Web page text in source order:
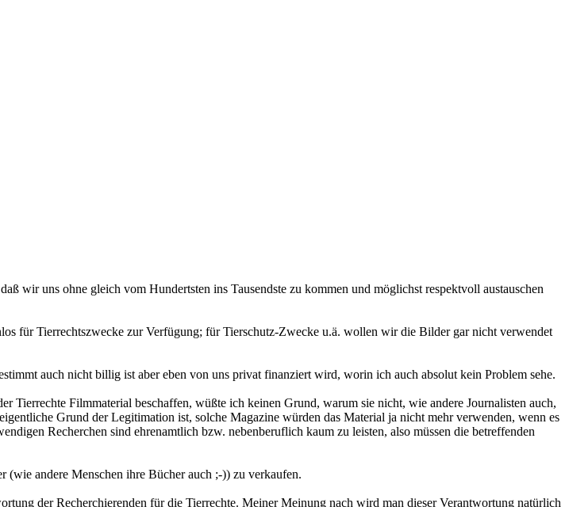
wir uns ohne gleich vom Hundertsten ins Tausendste zu kommen und möglichst respektvoll austauschen
für Tierrechtszwecke zur Verfügung; für Tierschutz-Zwecke u.ä. wollen wir die Bilder gar nicht verwendet
auch nicht billig ist aber eben von uns privat finanziert wird, worin ich auch absolut kein Problem sehe.
Filmmaterial beschaffen, wüßte ich keinen Grund, warum sie nicht, wie andere Journalisten auch,
Grund der Legitimation ist, solche Magazine würden das Material ja nicht mehr verwenden, wenn es
Recherchen sind ehrenamtlich bzw. nebenberuflich kaum zu leisten, also müssen die betreffenden
(wie andere Menschen ihre Bücher auch ;-)) zu verkaufen.
der Recherchierenden für die Tierrechte. Meiner Meinung nach wird man dieser Verantwortung natürlich